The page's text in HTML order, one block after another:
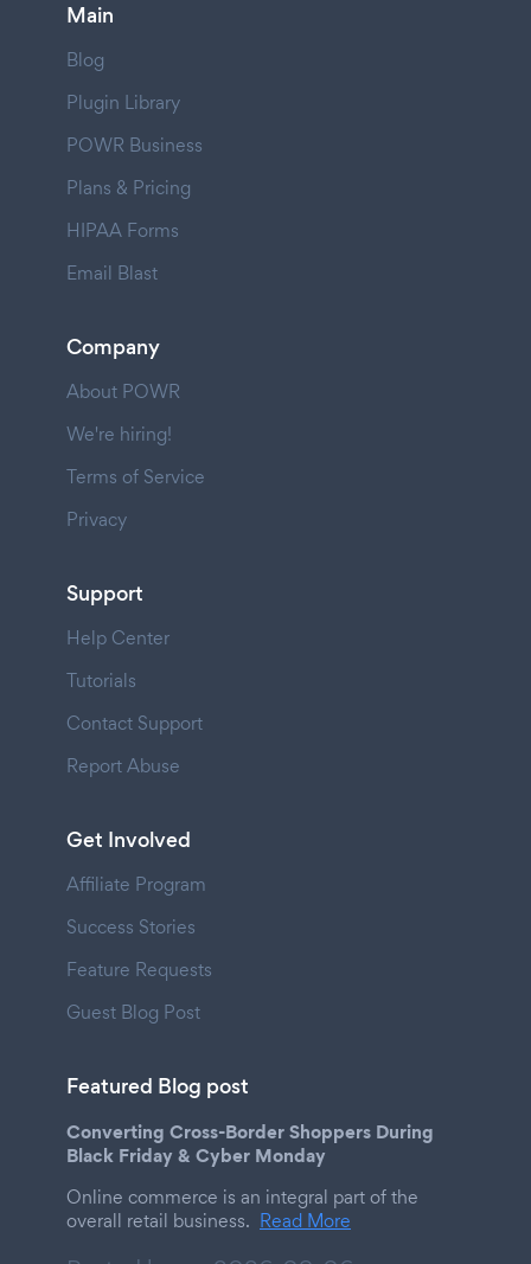
Main
Blog
Plugin Library
POWR Business
Plans & Pricing
HIPAA Forms
Email Blast
Company
About POWR
We're hiring!
Terms of Service
Privacy
Support
Help Center
Tutorials
Contact Support
Report Abuse
Get Involved
Affiliate Program
Success Stories
Feature Requests
Guest Blog Post
Featured Blog post
Converting Cross-Border Shoppers During
Black Friday & Cyber Monday
Online commerce is an integral part of the
overall retail business. Read More